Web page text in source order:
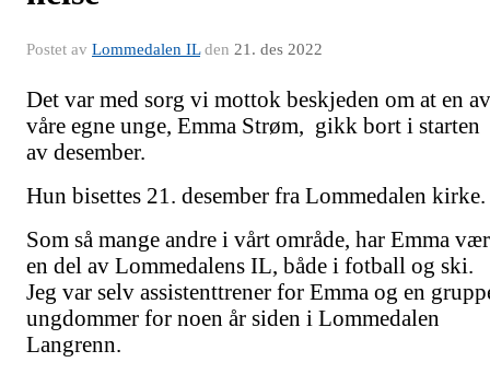
Postet av Lommedalen ILden 21. des 2022
Det var med sorg vi mottok beskjeden om at en av
våre egne unge, Emma Strøm, gikk bort i starten
av desember.
Hun bisettes 21. desember fra Lommedalen kirke.
Som så mange andre i vårt område, har Emma
en del av Lommedalens IL, både i fotball og ski.
Jeg var selv assistenttrener for Emma og en
ungdommer for noen år siden i Lommedalen
Langrenn.